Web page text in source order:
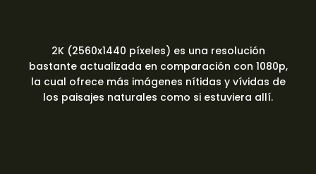
2K (2560x1440 píxeles) es una resolución
bastante actualizada en comparación con 1080p,
la cual ofrece más imágenes nítidas y vívidas de
los paisajes naturales como si estuviera allí.